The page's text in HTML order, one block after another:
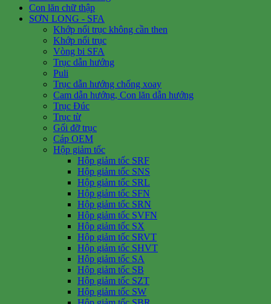
Con lăn chữ thập
SƠN LONG - SFA
Khớp nối trục không cần then
Khớp nối trục
Vòng bi SFA
Trục dẫn hướng
Puli
Trục dẫn hướng chống xoay
Cam dẫn hướng, Con lăn dẫn hướng
Trục Đúc
Trục từ
Gối đỡ trục
Cáp OEM
Hộp giảm tốc
Hộp giảm tốc SRF
Hộp giảm tốc SNS
Hộp giảm tốc SRL
Hộp giảm tốc SFN
Hộp giảm tốc SRN
Hộp giảm tốc SVFN
Hộp giảm tốc SX
Hộp giảm tốc SRVT
Hộp giảm tốc SHVT
Hộp giảm tốc SA
Hộp giảm tốc SB
Hộp giảm tốc SZT
Hộp giảm tốc SW